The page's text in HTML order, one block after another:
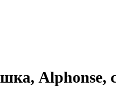
Alphonse,